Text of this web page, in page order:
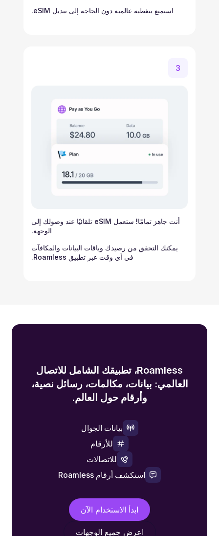
استمتع بتغطية عالمية دون الحاجة إلى تبديل eSIM.
3
أنت جاهز تمامًا! ستعمل eSIM تلقائيًا عند وصولك إلى
الوجهة.
يمكنك التحقق من رصيدك وباقات البيانات والمكافآت
في أي وقت عبر تطبيق Roamless.
Roamless، تطبيقك الشامل للاتصال
العالمي: بيانات، مكالمات، رسائل نصية،
وأرقام حول العالم.
بيانات الجوال
للأرقام
للاتصالات
استكشف أرقام Roamless
ابدأ الاستخدام الآن
اعرض جميع الوجهات